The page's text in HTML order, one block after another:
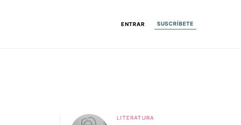
ENTRAR SUSCRÍBETE
LITERATURA